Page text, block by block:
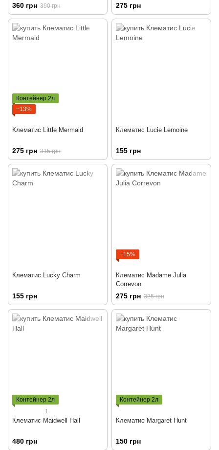
360 грн 390 грн 275 грн
Контейнер 2л
−13%
Клематис Little Mermaid
275 грн 315 грн
Клематис Lucie Lemoine
155 грн
Клематис Lucky Charm
155 грн
−15%
Клематис Madame Julia
Correvon
275 грн 325 грн
Контейнер 2л
1
Клематис Maidwell Hall
480 грн
Контейнер 2л
Клематис Margaret Hunt
150 грн